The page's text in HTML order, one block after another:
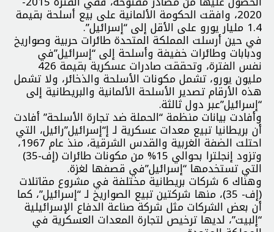
2020، وافقت الحكومة الألمانية على بيع أسلحة بقيمة
1.4 مليار يورو على الأقل إلى “إسرائيل”.
في حين أرسلت المملكة المتحدة طائرات حربية وصواريخ
ودبابات وطائرات خفيفة وأسلحة إلى “إسرائيل”في
نفس الفترة، وتحققت صادرات عسكرية بقيمة 426
مليون يورو، تشمل مكونات الأسلحة والذخائر، ولا تشمل
هذه الأرقام تصدير الأسلحة الألمانية والبريطانية إلى
“إسرائيل”عبر دول ثالثة.
وأفادت بيانات منظمة “الحملة ضد تجارة الأسلحة” أفادت
أن بريطانيا تبيع معدات عسكرية لـ إ“إسرائيل”رائيل، التي
احتلت الضفة الغربية والقدس الشرقية، منذ عام 1967،
وتزود إنجلترا بحوالي 15% من مكونات طائرات (إف-35)
التي تستخدمها “إسرائيل”في قصفها لغزة.
وهناك 6 شركات بريطانية مختلفة في مشروع مقاتلات
(إف- 35)، منها شركتين تبيع الصواريخ لـ “إسرائيل”، كما
أن بعض الشركات مثل شركة صناعة الدفاع الإسرائيلية
“إلبيت”، لديها ترخيص لتجارة المعدات العسكرية في